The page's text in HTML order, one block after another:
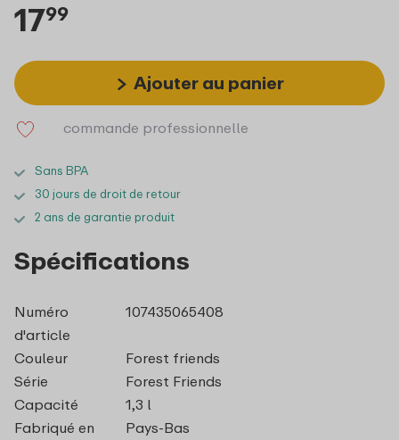
1799
Ajouter au panier
commande professionnelle
Sans BPA
30 jours de droit de retour
2 ans de garantie produit
Spécifications
Numéro
d'article
107435065408
Couleur
Forest friends
Série
Forest Friends
Capacité
1,3 l
Fabriqué en
Pays-Bas